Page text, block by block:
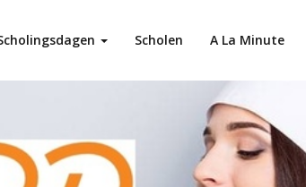
Scholen A La Minute